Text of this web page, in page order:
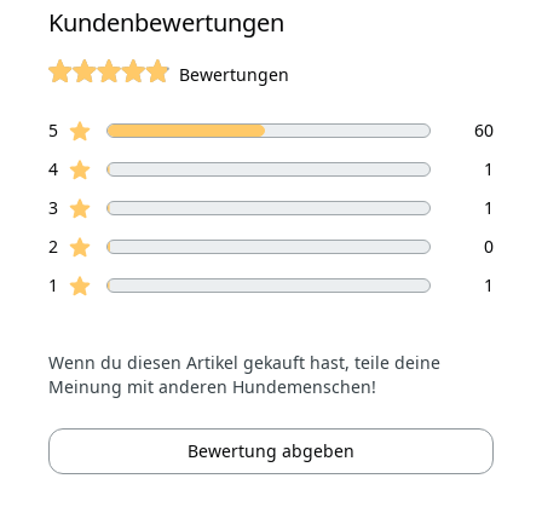
Kundenbewertungen
Bewertungen
Bewertungen
5Sterne Bewertungen
60
4Sterne Bewertungen
1
3Sterne Bewertungen
1
2 Sterne Bewertungen
0
1
Sterne Bewertungen 1
Wenn du diesen Artikel gekauft hast, teile deine
Meinung mit anderen Hundemenschen!
Bewertung abgeben